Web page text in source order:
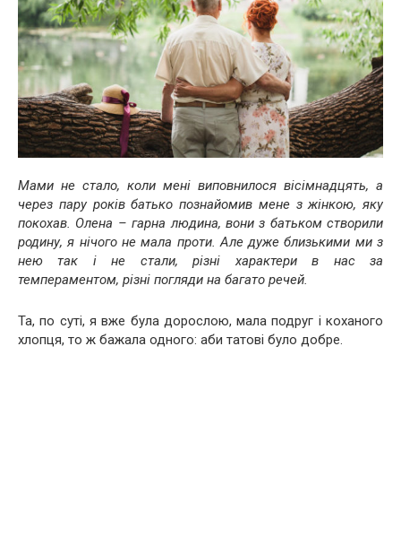
Мами не стало, коли мені виповнилося вісімнадцять, а
через пару років батько познайомив мене з жінкою, яку
покохав. Олена – гарна людина, вони з батьком створили
родину, я нічого не мала проти. Але дуже близькими ми з
нею так і не стали, різні характери в нас за
темпераментом, різні погляди на багато речей.
Та, по суті, я вже була дорослою, мала подруг і коханого
хлопця, то ж бажала одного: аби татові було добре.